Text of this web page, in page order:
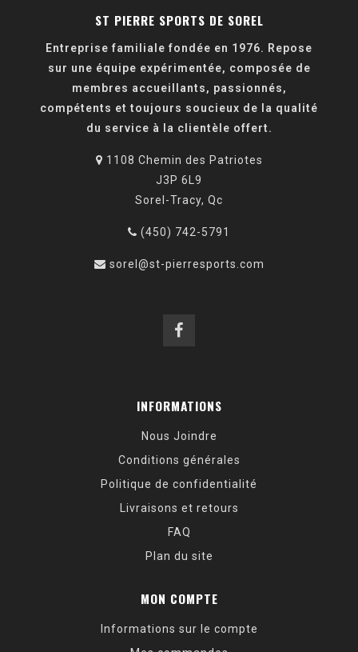
ST PIERRE SPORTS DE SOREL
Entreprise familiale fondée en 1976. Repose
sur une équipe expérimentée, composée de
membres accueillants, passionnés,
compétents et toujours soucieux de la qualité
du service à la clientèle offert.
1108 Chemin des Patriotes
J3P 6L9
Sorel-Tracy, Qc
(450) 742-5791
sorel@st-pierresports.com
INFORMATIONS
Nous Joindre
Conditions générales
Politique de confidentialité
Livraisons et retours
FAQ
Plan du site
MON COMPTE
Informations sur le compte